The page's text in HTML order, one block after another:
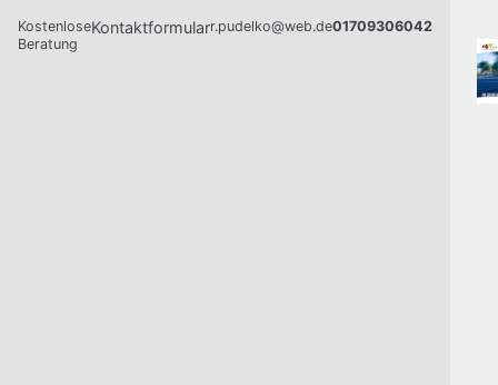
Kostenlose
Beratung
Kontaktformularr.pudelko@web.de01709306042